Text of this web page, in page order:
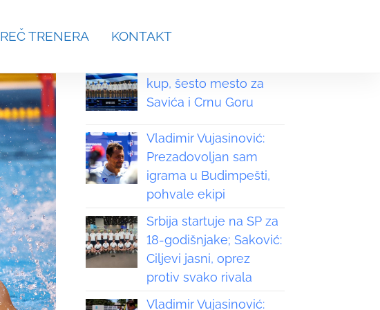
REČ TRENERA KONTAKT
kup, šesto mesto za
Savića i Crnu Goru
Vladimir Vujasinović:
Prezadovoljan sam
igrama u Budimpešti,
pohvale ekipi
Srbija startuje na SP za
18-godišnjake; Saković:
Ciljevi jasni, oprez
protiv svako rivala
Vladimir Vujasinović: